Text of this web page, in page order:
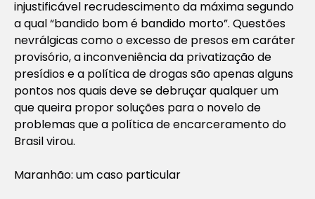
injustificável recrudescimento da máxima segundo
a qual “bandido bom é bandido morto”. Questões
nevrálgicas como o excesso de presos em caráter
provisório, a inconveniência da privatização de
presídios e a política de drogas são apenas alguns
pontos nos quais deve se debruçar qualquer um
que queira propor soluções para o novelo de
problemas que a política de encarceramento do
Brasil virou.
Maranhão: um caso particular